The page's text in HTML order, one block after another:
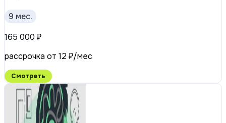
9 мес.
165 000 ₽
рассрочка от 12 ₽/мес
Смотреть